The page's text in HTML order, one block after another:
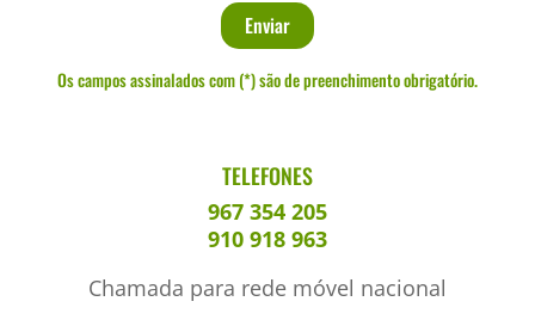
Os campos assinalados com (*) são de preenchimento obrigatório.
TELEFONES
967 354 205
910 918 963
Chamada para rede móvel nacional